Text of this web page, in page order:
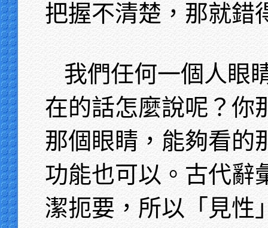
把握不清楚，那就錯
我們任何一個人眼
在的話怎麼說呢？你
那個眼睛，能夠看的
功能也可以。古代辭
潔扼要，所以「見性